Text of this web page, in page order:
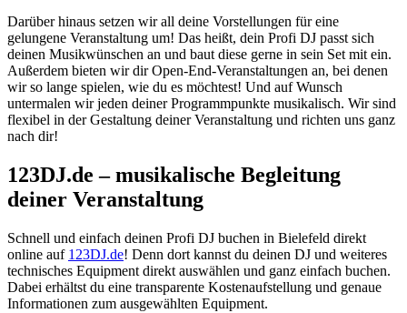
Darüber hinaus setzen wir all deine Vorstellungen für eine
gelungene Veranstaltung um! Das heißt, dein Profi DJ passt sich
deinen Musikwünschen an und baut diese gerne in sein Set mit ein.
Außerdem bieten wir dir Open-End-Veranstaltungen an, bei denen
wir so lange spielen, wie du es möchtest! Und auf Wunsch
untermalen wir jeden deiner Programmpunkte musikalisch. Wir sind
flexibel in der Gestaltung deiner Veranstaltung und richten uns ganz
nach dir!
123DJ.de – musikalische Begleitung
deiner Veranstaltung
Schnell und einfach deinen Profi DJ buchen in Bielefeld direkt
online auf 123DJ.de! Denn dort kannst du deinen DJ und weiteres
technisches Equipment direkt auswählen und ganz einfach buchen.
Dabei erhältst du eine transparente Kostenaufstellung und genaue
Informationen zum ausgewählten Equipment.